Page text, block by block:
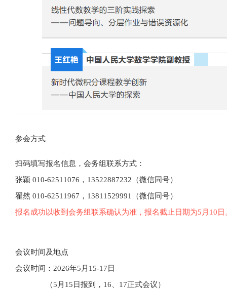
参会方式
扫码填写报名信息，会务组联系方式：
张颖 010-62511076，13522887232（微信同号）
翟然 010-62511967，13811529991（微信同号）
报名成功以收到会务组联系确认为准，报名截止日期为5月10日
会议时间及地点
会议时间 ：2026年5月15-17日
（5月15日报到，16、17正式会议）